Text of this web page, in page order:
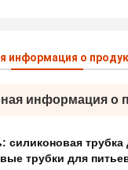
информация о
информация о
силиконовая
трубки для